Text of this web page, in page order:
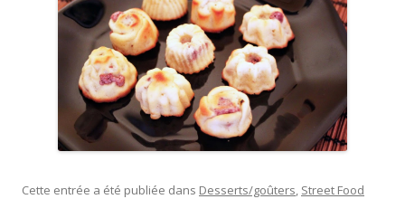
Cette entrée a été publiée dans Desserts/goûters, Street Food